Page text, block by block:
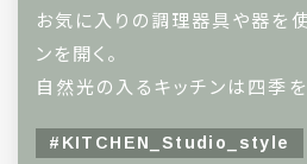
お気に入りの調理器具や器を
ンを開く。
自然光の入るキッチンは四季
#KITCHEN_Studio_style